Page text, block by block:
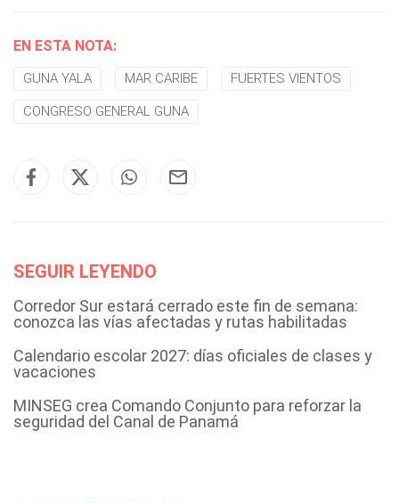
EN ESTA NOTA:
GUNA YALA MAR CARIBE FUERTES VIENTOS
CONGRESO GENERAL GUNA
SEGUIR LEYENDO
Corredor Sur estará cerrado este fin de semana:
conozca las vías afectadas y rutas habilitadas
Calendario escolar 2027: días oficiales de clases y
vacaciones
MINSEG crea Comando Conjunto para reforzar la
seguridad del Canal de Panamá